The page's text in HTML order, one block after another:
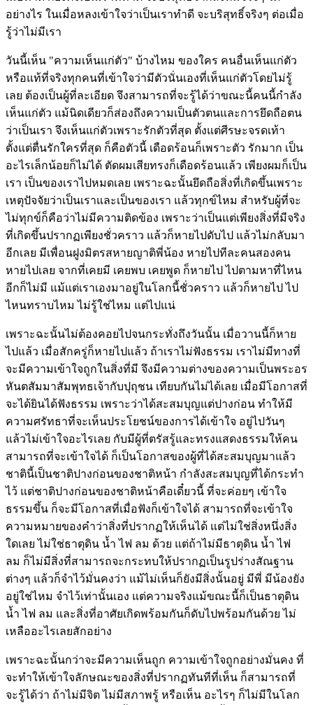
อย่างไร ในเมื่อหลงเข้าใจว่าเป็นเราทำดี จะบริสุทธิ์จริงๆ ต่อเมื่อ
รู้ว่าไม่มีเรา
วันนี้เห็น "ความเห็นแก่ตัว" บ้างไหม ของใคร คนอื่นเห็นแก่ตัว
หรือแท้ที่จริงทุกคนที่เข้าใจว่ามีตัวนั่นเองที่เห็นแก่ตัวโดยไม่รู้
เลย ต้องเป็นผู้ที่ละเอียด จึงสามารถที่จะรู้ได้ว่าขณะนี้คนนี้กำลัง
เห็นแก่ตัว แม้นิดเดียวก็ส่องถึงความเป็นตัวตนและการยึดถือตน
ว่าเป็นเรา จึงเห็นแก่ตัวเพราะรักตัวที่สุด ตั้งแต่ศีรษะจรดเท้า
ตั้งแต่ตื่นรักใครที่สุด ก็คือตัวนี้ เดือดร้อนก็เพราะตัว รักมาก เป็น
อะไรเล็กน้อยก็ไม่ได้ ตัดผมเสียทรงก็เดือดร้อนแล้ว เพียงผมก็เป็น
เรา เป็นของเราไปหมดเลย เพราะฉะนั้นยึดถือสิ่งที่เกิดขึ้นเพราะ
เหตุปัจจัยว่าเป็นเราและเป็นของเรา แล้วทุกข์ไหม สำหรับผู้ที่จะ
ไม่ทุกข์ก็คือว่าไม่มีความติดข้อง เพราะว่าเป็นแต่เพียงสิ่งที่มีจริง
ที่เกิดขึ้นปรากฏเพียงชั่วคราว แล้วก็หายไปดับไป แล้วไม่กลับมา
อีกเลย มีเพื่อนฝูงมิตรสหายญาติพี่น้อง หายไปทีละคนสองคน
หายไปเลย จากที่เคยมี เคยพบ เคยพูด ก็หายไป ไปตามหาที่ไหน
อีกก็ไม่มี แม้แต่เราเองมาอยู่ในโลกนี้ชั่วคราว แล้วก็หายไป ไป
ไหนทราบไหม ไม่รู้ใช่ไหม แต่ไปแน่
เพราะฉะนั้นไม่ต้องคอยไปจนกระทั่งถึงวันนั้น เมื่อวานนี้ก็หาย
ไปแล้ว เมื่อสักครู่ก็หายไปแล้ว ถ้าเราไม่ฟังธรรม เราไม่มีทางที่
จะมีความเข้าใจถูกในสิ่งที่มี จึงมีความต่างของความเป็นพระอร
หันตสัมมาสัมพุทธเจ้ากับปุถุชน เทียบกันไม่ได้เลย เมื่อมีโอกาสที่
จะได้ยินได้ฟังธรรม เพราะว่าได้สะสมบุญแต่ปางก่อน ทำให้มี
ความศรัทธาที่จะเห็นประโยชน์ของการได้เข้าใจ อยู่ไปวันๆ
แล้วไม่เข้าใจอะไรเลย กับมีผู้ที่ตรัสรู้และทรงแสดงธรรมให้คน
สามารถที่จะเข้าใจได้ ก็เป็นโอกาสของผู้ที่ได้สะสมบุญมาแล้ว
ชาตินี้เป็นชาติปางก่อนของชาติหน้า กำลังสะสมบุญที่ได้กระทำ
ไว้ แต่ชาติปางก่อนของชาติหน้าคือเดี๋ยวนี้ ที่จะค่อยๆ เข้าใจ
ธรรมขึ้น ก็จะมีโอกาสที่เมื่อฟังก็เข้าใจได้ สามารถที่จะเข้าใจ
ความหมายของคำว่าสิ่งที่ปรากฏให้เห็นได้ แต่ไม่ใช่สิ่งหนึ่งสิ่ง
ใดเลย ไม่ใช่ธาตุดิน น้ำ ไฟ ลม ด้วย แต่ถ้าไม่มีธาตุดิน น้ำ ไฟ
ลม ก็ไม่มีสิ่งที่สามารถจะกระทบให้ปรากฏเป็นรูปร่างสัณฐาน
ต่างๆ แล้วก็จำไว้มั่นคงว่า แม้ไม่เห็นก็ยังมีสิ่งนั้นอยู่ มีพี่ มีน้องยัง
อยู่ใช่ไหม จำไว้เท่านั้นเอง แต่ความจริงแม้ขณะนี้ก็เป็นธาตุดิน
น้ำ ไฟ ลม และสิ่งที่อาศัยเกิดพร้อมกันก็ดับไปพร้อมกันด้วย ไม่
เหลืออะไรเลยสักอย่าง
เพราะฉะนั้นกว่าจะมีความเห็นถูก ความเข้าใจถูกอย่างมั่นคง ที่
จะทำให้เข้าใจลักษณะของสิ่งที่ปรากฏทันทีที่เห็น ก็สามารถที่
จะรู้ได้ว่า ถ้าไม่มีจิต ไม่มีสภาพรู้ หรือเห็น อะไรๆ ก็ไม่มีในโลก